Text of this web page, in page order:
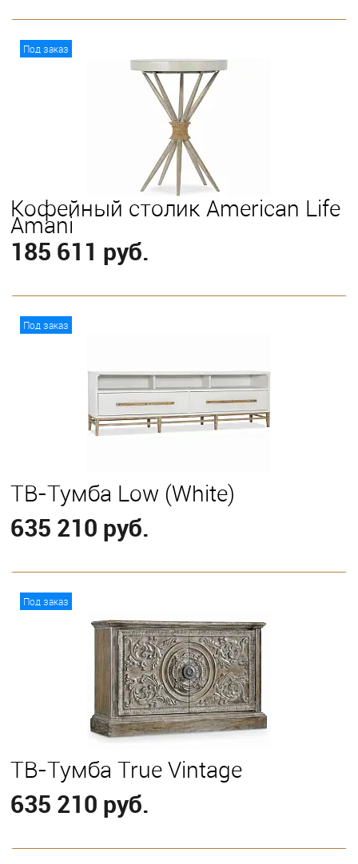
Под заказ
Кофейный столик American Life
Amani
185 611 руб.
Под заказ
ТВ-Тумба Low (White)
635 210 руб.
Под заказ
ТВ-Тумба True Vintage
635 210 руб.